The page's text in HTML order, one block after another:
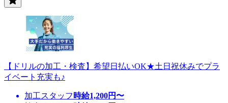
【ドリルの加工・検査】希望日払いOK★土日祝休みでプラ
イベート充実も♪
加工スタッフ 時給1,200円〜